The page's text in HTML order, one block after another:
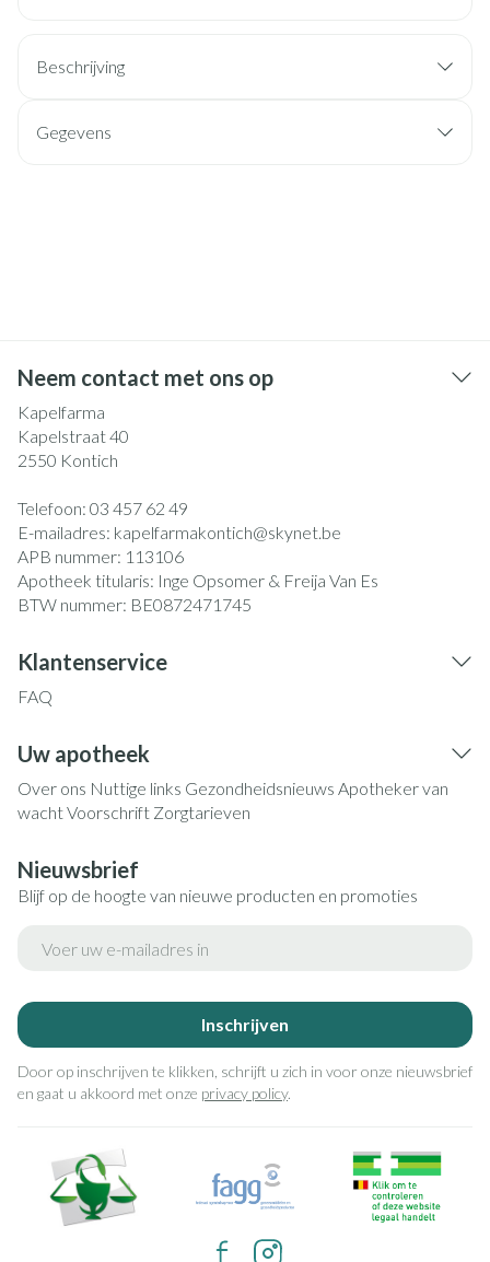
Beschrijving
Gegevens
Neem contact met ons op
Kapelfarma
Kapelstraat 40
2550 Kontich
Telefoon: 03 457 62 49
E-mailadres: kapelfarmakontich@skynet.be
APB nummer: 113106
Apotheek titularis: Inge Opsomer & Freija Van Es
BTW nummer: BE0872471745
Klantenservice
FAQ
Uw apotheek
Over ons Nuttige links Gezondheidsnieuws Apotheker van
wachtVoorschrift Zorgtarieven
Nieuwsbrief
Blijf op de hoogte van nieuwe producten en promoties
Inschrijven
Door op inschrijven te klikken, schrijft u zich in voor onze nieuwsbrief
en gaat u akkoord met onze privacy policy.